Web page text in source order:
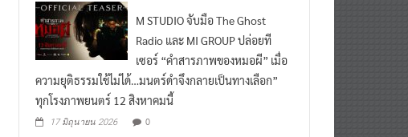
M STUDIO จับมือ The Ghost
Radio และ MI GROUP ปล่อยที
เซอร์ “คำสารภาพของหมอผี” เมื่อ
ความยุติธรรมใช้ไม่ได้…มนตร์ดำจึงกลายเป็นทางเลือก”
ทุกโรงภาพยนตร์ 12 สิงหาคมนี้
17 มิถุนายน 2026 0